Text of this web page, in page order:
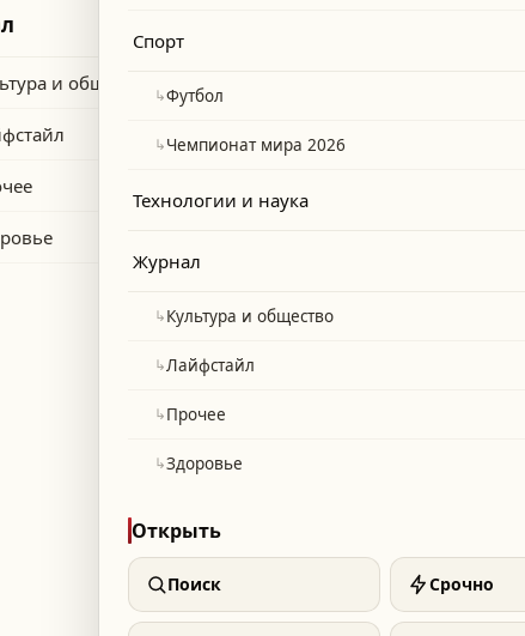
— Бельгия в Лос-Анджелесе.
и общество
Спорт
↳Футбол
↳Чемпионат мира 2026
Технологии и наука
Журнал
↳Культура и общество
↳Лайфстайл
↳Прочее
↳Здоровье
Открыть
Поиск Срочно